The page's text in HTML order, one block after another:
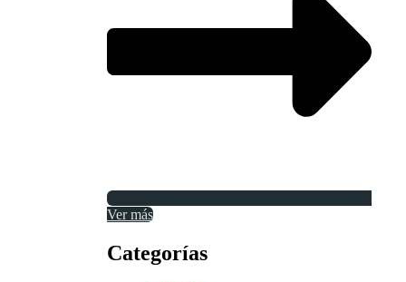
Ver más
Categorías